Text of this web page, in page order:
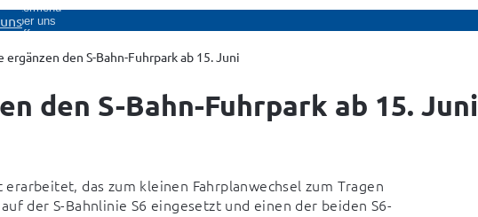
Untermenü
Über uns
öffnen
ergänzen den S-Bahn-Fuhrpark ab 15. Juni
den S-Bahn-Fuhrpark ab 15. Juni
das zum kleinen Fahrplanwechsel zum Tragen
der S-Bahnlinie S6 eingesetzt und einen der beiden S6-